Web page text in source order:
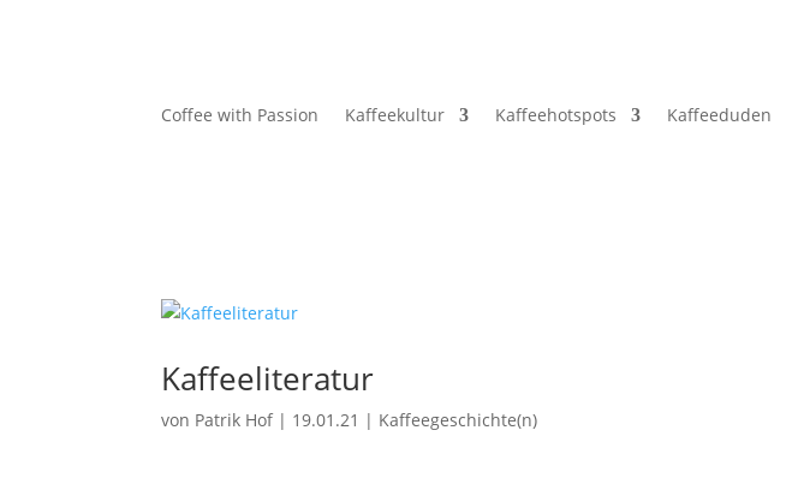
Coffee with Passion Kaffeekultur Kaffeehotspots Kaffeeduden
Kaffeeliteratur
von Patrik Hof| 19.01.21 | Kaffeegeschichte(n)